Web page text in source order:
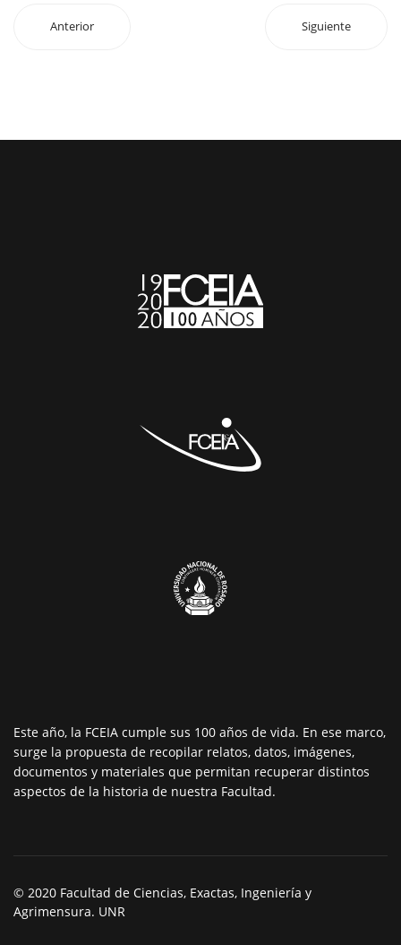
Anterior Siguiente
Este año, la FCEIA cumple sus 100 años de vida. En ese marco,
surge la propuesta de recopilar relatos, datos, imágenes,
documentos y materiales que permitan recuperar distintos
aspectos de la historia de nuestra Facultad.
© 2020 Facultad de Ciencias, Exactas, Ingeniería y
Agrimensura. UNR